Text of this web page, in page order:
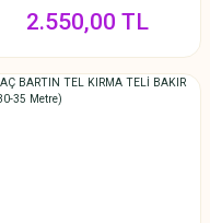
2.550,00 TL